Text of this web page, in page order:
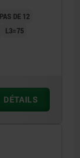
DE 12
L3=75
DÉTAILS